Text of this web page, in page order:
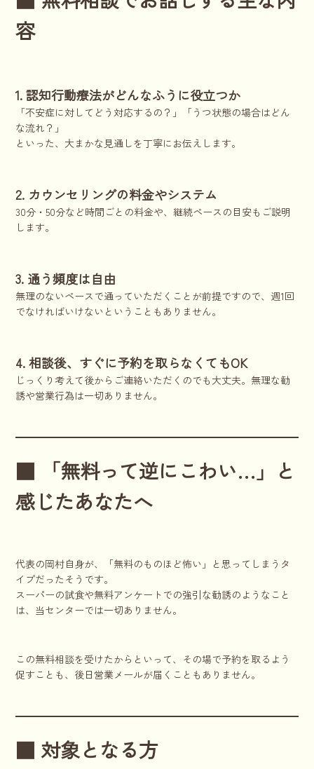
容
1. 認知行動療法がどんなふうに役立つか
「不安症に対してどう対応するの？」「うつ状態の場合はどん
な流れ？」
といった、大まかな見通しを丁寧にお伝えします。
2. カウンセリングの料金やシステム
30分・50分など時間ごとの料金や、継続ペースの目安もご説明
します。
3. 通う頻度は自由
無理のないペースで通っていただくことが前提ですので、週1回
でなければいけないということもありません。
4. 相談後、すぐに予約を取らなくてもOK
じっくり考えて後からご連絡いただくのでも大丈夫。無理な勧
誘や営業行為は一切ありません。
■ 「無料って逆にこわい…」と
感じたあなたへ
代表の岡村自身が、「無料のものほど怖い」と思ってしまうタ
イプだったそうです。
スーパーの試食や無料アンケートでの強引な勧誘のようなこと
は、当センターでは一切ありません。
この無料相談を受けたからといって、その場で予約を取るよう
促すことも、後日営業メールが届くこともありません。
■ 対象となる方